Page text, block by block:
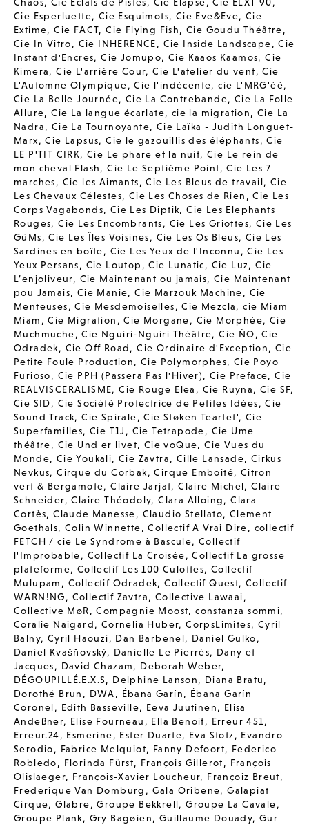
Cie Esperluette, Cie Esquimots, Cie Eve&Eve,Cie
Extime,Cie FACT,Cie Flying Fish,Cie Goudu Théâtre,
Cie In Vitro, Cie INHERENCE, Cie Inside Landscape,Cie
Instant d'Encres,Cie Jomupo,Cie Kaaos Kaamos,Cie
Kimera,Cie L'arrière Cour,Cie L'atelier du vent,Cie
L'Automne Olympique,Cie l'indécente,cie L'MRG'éé,
Cie La Belle Journée, Cie La Contrebande, Cie La Folle
Allure,Cie La langue écarlate, cie la migration,Cie La
Nadra, Cie La Tournoyante, Cie Laïka - Judith Longuet-
Marx,Cie Lapsus,Cie le gazouillis des éléphants,Cie
LE P'TIT CIRK,Cie Le phare et la nuit,Cie Le rein de
mon cheval Flash,Cie Le Septième Point,Cie Les 7
marches, Cie les Aimants,Cie Les Bleus de travail, Cie
Les Chevaux Célestes, Cie Les Choses de Rien ,Cie Les
Corps Vagabonds, Cie Les Diptik,Cie Les Elephants
Rouges,Cie Les Encombrants, Cie Les Griottes, Cie Les
GüMs,Cie Les Îles Voisines, Cie Les Os Bleus, Cie Les
Sardines en boîte, Cie Les Yeux de l'Inconnu ,Cie Les
Yeux Persans, Cie Loutop ,Cie Lunatic, Cie Luz,Cie
L’enjoliveur, Cie Maintenant ou jamais,Cie Maintenant
pou Jamais, Cie Manie,Cie Marzouk Machine, Cie
Menteuses,Cie Mesdemoiselles,Cie Mezcla,cie Miam
Miam ,Cie Migration ,Cie Morgane, Cie Morphée, Cie
Muchmuche,Cie Nguiri-Nguiri Théâtre,Cie ÑO,Cie
Odradek, Cie Off Road,Cie Ordinaire d'Exception,Cie
Petite Foule Production,Cie Polymorphes, Cie Poyo
Furioso, Cie PPH (Passera Pas l'Hiver),Cie Preface,Cie
REALVISCERALISME,Cie Rouge Elea , Cie Ruyna,Cie SF,
Cie SID, Cie Société Protectrice de Petites Idées,Cie
Sound Track,Cie Spirale,Cie Støken Teartet', Cie
Superfamilles,Cie T1J , Cie Tetrapode, Cie Ume
théâtre, Cie Und er livet, Cie voQue,Cie Vues du
Monde, Cie Youkali,Cie Zavtra, Cille Lansade, Cirkus
Nevkus,Cirque du Corbak,Cirque Emboité, Citron
vert & Bergamote,Claire Jarjat,Claire Michel,Claire
Schneider,Claire Théodoly,Clara Alloing,Clara
Cortès,Claude Manesse, Claudio Stellato, Clement
Goethals,Colin Winnette,Collectif A Vrai Dire, collectif
FETCH / cie Le Syndrome à Bascule,Collectif
l'Improbable, Collectif La Croisée,Collectif La grosse
plateforme, Collectif Les 100 Culottes,Collectif
Mulupam , Collectif Odradek,Collectif Quest,Collectif
WARN!NG, Collectif Zavtra, Collective Lawaai,
Collective MøR,Compagnie Moost,constanza sommi,
Coralie Naigard, Cornelia Huber,CorpsLimites, Cyril
Balny, Cyril Haouzi, Dan Barbenel, Daniel Gulko,
Daniel Kvašňovský, Danielle Le Pierrès, Dany et
Jacques, David Chazam, Deborah Weber,
DÉGOUPILLÉ.E.X.S, Delphine Lanson, Diana Bratu,
Dorothé Brun , DWA, Ébana Garín, Ébana Garín
Coronel, Edith Basseville, Eeva Juutinen, Elisa
Andeßner, Elise Fourneau , Ella Benoit, Erreur 451,
Erreur.24, Esmerine, Ester Duarte, Eva Stotz , Evandro
Serodio, Fabrice Melquiot, Fanny Defoort, Federico
Robledo, Florinda Fürst, François Gillerot, François
Olislaeger, François-Xavier Loucheur, Françoiz Breut,
Frederique Van Domburg , Gala Oribene,Galapiat
Cirque,Glabre,Groupe Bekkrell,Groupe La Cavale,
Groupe Plank, Gry Bagøien, Guillaume Douady,Gur